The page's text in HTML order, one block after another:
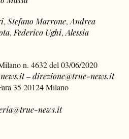
,Stefano Marrone,Andrea
, Federico Ughi,Alessia
n. 4632 del 03/06/2020
–direzione@true-news.it
35 20124 Milano
news.it